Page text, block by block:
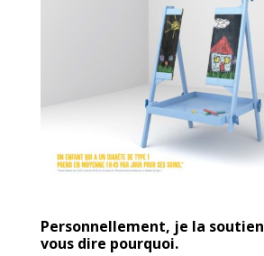
Personnellement, je la
vous dire pourquoi.